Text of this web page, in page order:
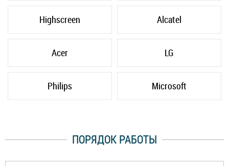
Highscreen Alcatel
Acer LG
Philips Microsoft
ПОРЯДОК РАБОТЫ